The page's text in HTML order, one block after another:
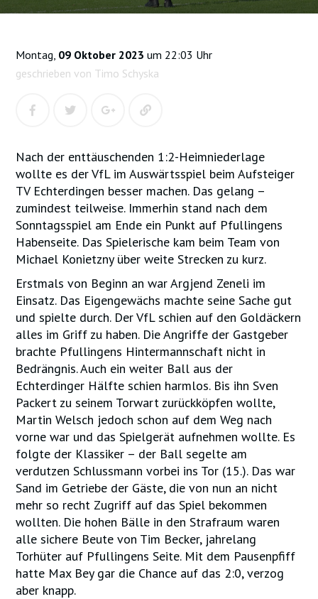
Montag, 09 Oktober 2023 um 22:03 Uhr
geschrieben von Timo Schyska
Nach der enttäuschenden 1:2-Heimniederlage
wollte es der VfL im Auswärtsspiel beim Aufsteiger
TV Echterdingen besser machen. Das gelang –
zumindest teilweise. Immerhin stand nach dem
Sonntagsspiel am Ende ein Punkt auf Pfullingens
Habenseite. Das Spielerische kam beim Team von
Michael Konietzny über weite Strecken zu kurz.
Erstmals von Beginn an war Argjend Zeneli im
Einsatz. Das Eigengewächs machte seine Sache gut
und spielte durch. Der VfL schien auf den Goldäckern
alles im Griff zu haben. Die Angriffe der Gastgeber
brachte Pfullingens Hintermannschaft nicht in
Bedrängnis. Auch ein weiter Ball aus der
Echterdinger Hälfte schien harmlos. Bis ihn Sven
Packert zu seinem Torwart zurückköpfen wollte,
Martin Welsch jedoch schon auf dem Weg nach
vorne war und das Spielgerät aufnehmen wollte. Es
folgte der Klassiker – der Ball segelte am
verdutzen Schlussmann vorbei ins Tor (15.). Das war
Sand im Getriebe der Gäste, die von nun an nicht
mehr so recht Zugriff auf das Spiel bekommen
wollten. Die hohen Bälle in den Strafraum waren
alle sichere Beute von Tim Becker, jahrelang
Torhüter auf Pfullingens Seite. Mit dem Pausenpfiff
hatte Max Bey gar die Chance auf das 2:0, verzog
aber knapp.